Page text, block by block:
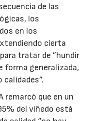
de las
los
en los
cierta
tratar de ”hundir
forma generalizada,
remarcó que en un
del viñedo está